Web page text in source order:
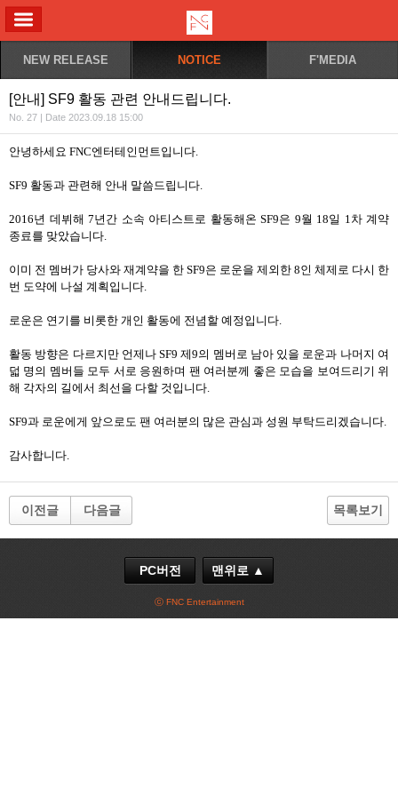
NEW RELEASE NOTICE F'MEDIA
[안내] SF9 활동 관련 안내드립니다.
No. 27 | Date 2023.09.18 15:00
안녕하세요 FNC엔터테인먼트입니다.
SF9 활동과 관련해 안내 말씀드립니다.
2016년 데뷔해 7년간 소속 아티스트로 활동해온 SF9은 9월 18일 1차 계약
종료를 맞았습니다.
이미 전 멤버가 당사와 재계약을 한 SF9은 로운을 제외한 8인 체제로 다시 한
번 도약에 나설 계획입니다.
로운은 연기를 비롯한 개인 활동에 전념할 예정입니다.
활동 방향은 다르지만 언제나 SF9 제9의 멤버로 남아 있을 로운과 나머지 여
덟 명의 멤버들 모두 서로 응원하며 팬 여러분께 좋은 모습을 보여드리기 위
해 각자의 길에서 최선을 다할 것입니다.
SF9과 로운에게 앞으로도 팬 여러분의 많은 관심과 성원 부탁드리겠습니다.
감사합니다.
이전글 다음글 목록보기
PC버전 맨위로 ▲
ⓒ FNC Entertainment